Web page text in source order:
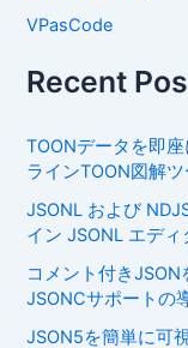
VPasCode
Recent
TOONデータを即
ラインTOON図解
JSONL および
イン JSONL エデ
コメント付き
JSONCサポートの
JSON5を簡単に可